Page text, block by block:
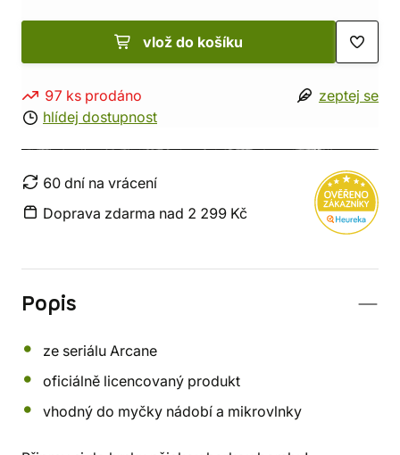
vlož do košíku
97 ks prodáno
hlídej dostupnost
zeptej se
60 dní na vrácení
Doprava zdarma nad 2 299 Kč
Popis
ze seriálu Arcane
oficiálně licencovaný produkt
vhodný do myčky nádobí a mikrovlnky